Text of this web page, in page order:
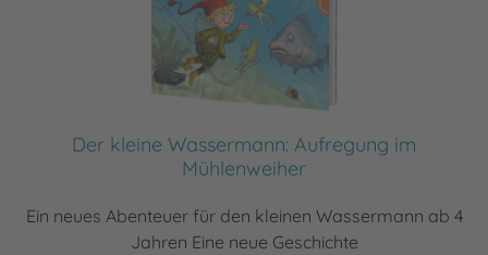
Der kleine Wassermann: Aufregung im
Mühlenweiher
Ein neues Abenteuer für den kleinen Wassermann ab 4
Jahren Eine neue Geschichte